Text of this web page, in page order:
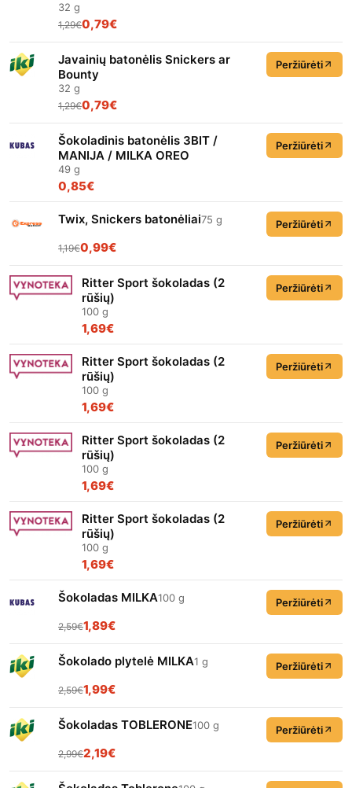
32 g
1,29€0,79€
Javainių batonėlis Snickers ar
Bounty
32 g
1,29€0,79€
Peržiūrėti
Šokoladinis batonėlis 3BIT /
MANIJA / MILKA OREO
49 g
0,85€
Peržiūrėti
Twix, Snickers batonėliai75 g
1,19€0,99€
Peržiūrėti
Ritter Sport šokoladas (2
rūšių)
100 g
1,69€
Peržiūrėti
Ritter Sport šokoladas (2
rūšių)
100 g
1,69€
Peržiūrėti
Ritter Sport šokoladas (2
rūšių)
100 g
1,69€
Peržiūrėti
Ritter Sport šokoladas (2
rūšių)
100 g
1,69€
Peržiūrėti
Šokoladas MILKA100 g
2,59€1,89€
Peržiūrėti
Šokolado plytelė MILKA1 g
2,59€1,99€
Peržiūrėti
Šokoladas TOBLERONE100 g
2,99€2,19€
Peržiūrėti